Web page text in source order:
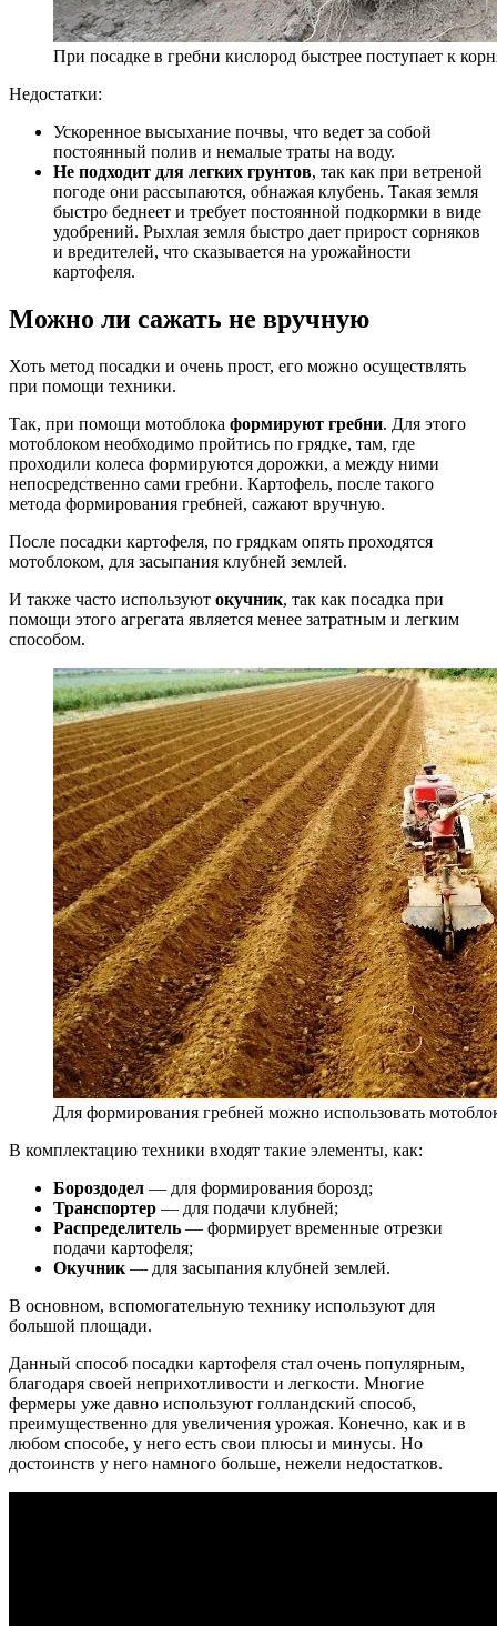
При посадке в гребни кислород быстрее поступает к
Недостатки:
Ускоренное высыхание почвы, что ведет за собой
постоянный полив и немалые траты на воду.
Не подходит для легких грунтов, так как при ветреной
погоде они рассыпаются, обнажая клубень. Такая земля
быстро беднеет и требует постоянной подкормки в виде
удобрений. Рыхлая земля быстро дает прирост сорняков
и вредителей, что сказывается на урожайности
картофеля.
Можно ли сажать не вручную
Хоть метод посадки и очень прост, его можно осуществлять
при помощи техники.
Так, при помощи мотоблока формируют гребни. Для этого
мотоблоком необходимо пройтись по грядке, там, где
проходили колеса формируются дорожки, а между ними
непосредственно сами гребни. Картофель, после такого
метода формирования гребней, сажают вручную.
После посадки картофеля, по грядкам опять проходятся
мотоблоком, для засыпания клубней землей.
И также часто используют окучник, так как посадка при
помощи этого агрегата является менее затратным и легким
способом.
Для формирования гребней можно использовать
В комплектацию техники входят такие элементы, как:
Бороздодел — для формирования борозд;
Транспортер — для подачи клубней;
Распределитель — формирует временные отрезки
подачи картофеля;
Окучник — для засыпания клубней землей.
В основном, вспомогательную технику используют для
большой площади.
Данный способ посадки картофеля стал очень популярным,
благодаря своей неприхотливости и легкости. Многие
фермеры уже давно используют голландский способ,
преимущественно для увеличения урожая. Конечно, как и в
любом способе, у него есть свои плюсы и минусы. Но
достоинств у него намного больше, нежели недостатков.